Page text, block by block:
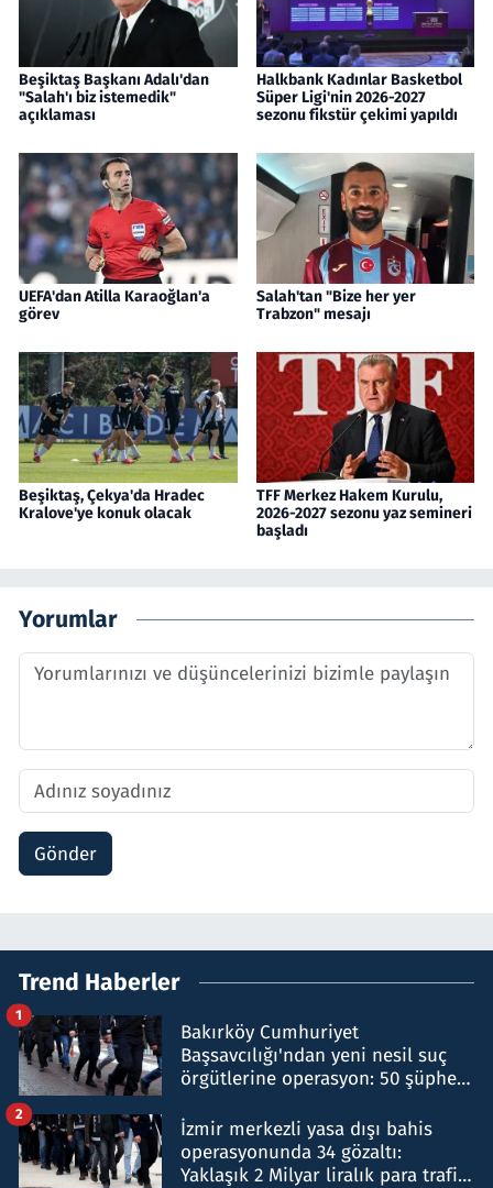
Beşiktaş Başkanı Adalı'dan
"Salah'ı biz istemedik"
açıklaması
Halkbank Kadınlar Basketbol
Süper Ligi'nin 2026-2027
sezonu fikstür çekimi yapıldı
UEFA'dan Atilla Karaoğlan'a
görev
Salah'tan "Bize her yer
Trabzon" mesajı
Beşiktaş, Çekya'da Hradec
Kralove'ye konuk olacak
TFF Merkez Hakem Kurulu,
2026-2027 sezonu yaz semineri
başladı
Yorumlar
Gönder
Trend Haberler
Bakırköy Cumhuriyet
Başsavcılığı'ndan yeni nesil suç
örgütlerine operasyon: 50 şüpheli
1
İzmir merkezli yasa dışı bahis
operasyonunda 34 gözaltı:
Yaklaşık 2 Milyar liralık para trafiği
2